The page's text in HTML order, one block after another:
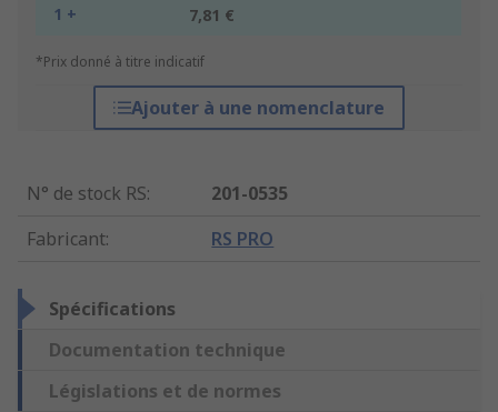
1 + 7,81 €
*Prix donné à titre indicatif
Ajouter à une nomenclature
N° de stock RS:
201-0535
Fabricant: RS PRO
Spécifications
Documentation technique
Législations et de normes